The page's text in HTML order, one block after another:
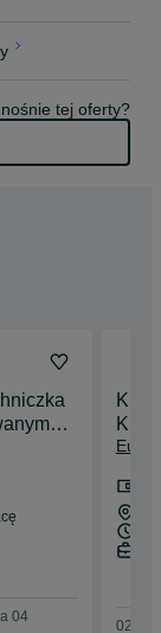
tej oferty?
04
T-
02